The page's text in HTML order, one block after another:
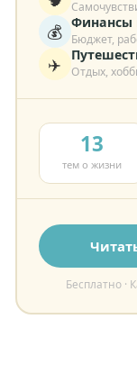
💰 Финансы
Бюджет,
✈️ Отдых,
13
тем о жизни
Бесплатно ·